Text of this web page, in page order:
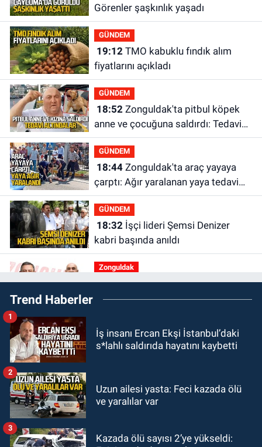
Görenler şaşkınlık yaşadı
GÜNDEM
19:12TMO kabuklu fındık alım
fiyatlarını açıkladı
GÜNDEM
18:52Zonguldak'ta pitbul köpek
anne ve çocuğuna saldırdı: Tedavi
altındalar
GÜNDEM
18:44Zonguldak'ta araç yayaya
çarptı: Ağır yaralanan yaya tedavi
altına alındı
GÜNDEM
18:32İşçi lideri Şemsi Denizer
kabri başında anıldı
Zonguldak
16:39YENİ Parti Zonguldak'ta
Kurucu İl Yönetim Kurulu belli oldu
15:103. Lig 1. Grup’ta program
14:44Zonguldak nefes alamıyor.
KARABÜK
Trend Haberler
İş insanı Ercan Ekşi İstanbul’daki
s*lahlı saldırıda hayatını kaybetti
1
Uzun ailesi yasta: Feci kazada ölü
ve yaralılar var
2
Kazada ölü sayısı 2’ye yükseldi:
3